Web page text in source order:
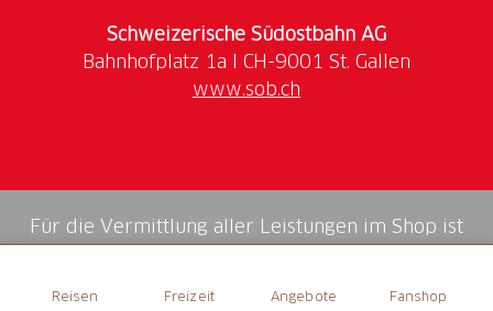
Reisen Freizeit Angebote Fanshop
Schweizerische Südostbahn AG
www.sob.ch
Für die Vermittlung aller Leistungen im Shop ist